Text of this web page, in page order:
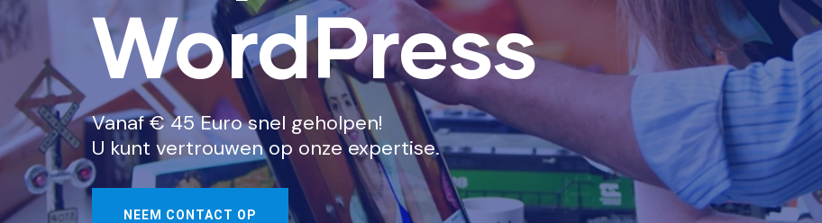
WordPress
NEEM CONTACT OP
Vanaf € 45 Euro snel geholpen!
U kunt vertrouwen op onze expertise.